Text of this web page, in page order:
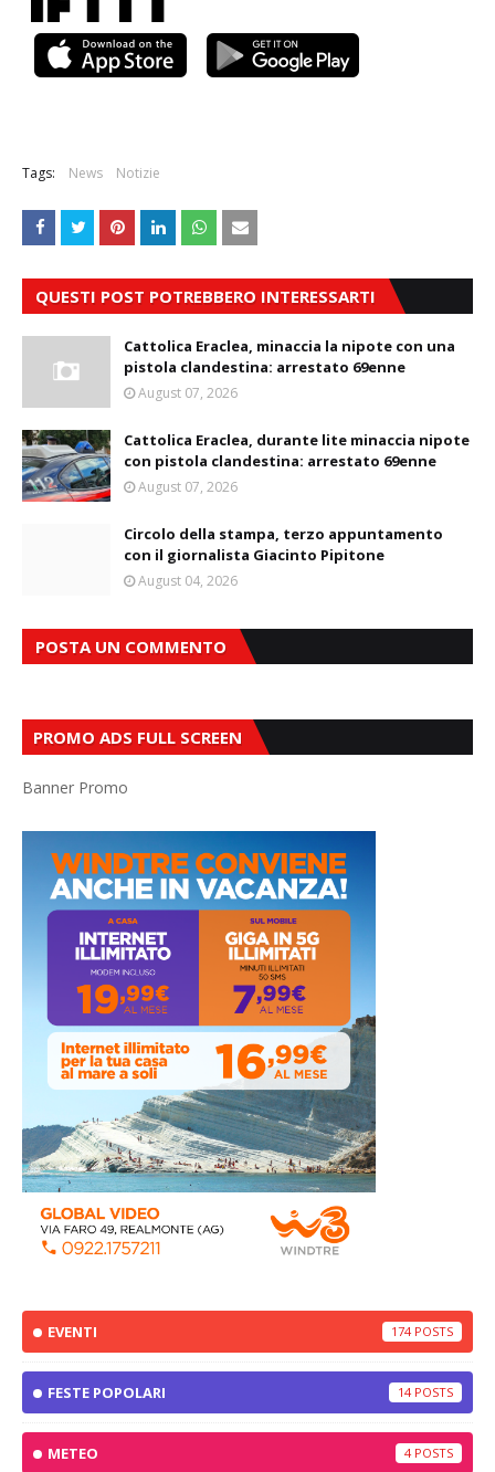
Tags: News Notizie
QUESTI POST POTREBBERO INTERESSARTI
Cattolica Eraclea, minaccia la nipote con una
pistola clandestina: arrestato 69enne
August 07, 2026
Cattolica Eraclea, durante lite minaccia nipote
con pistola clandestina: arrestato 69enne
August 07, 2026
Circolo della stampa, terzo appuntamento
con il giornalista Giacinto Pipitone
August 04, 2026
POSTA UN COMMENTO
PROMO ADS FULL SCREEN
Banner Promo
EVENTI 174
FESTE POPOLARI 14
METEO 4